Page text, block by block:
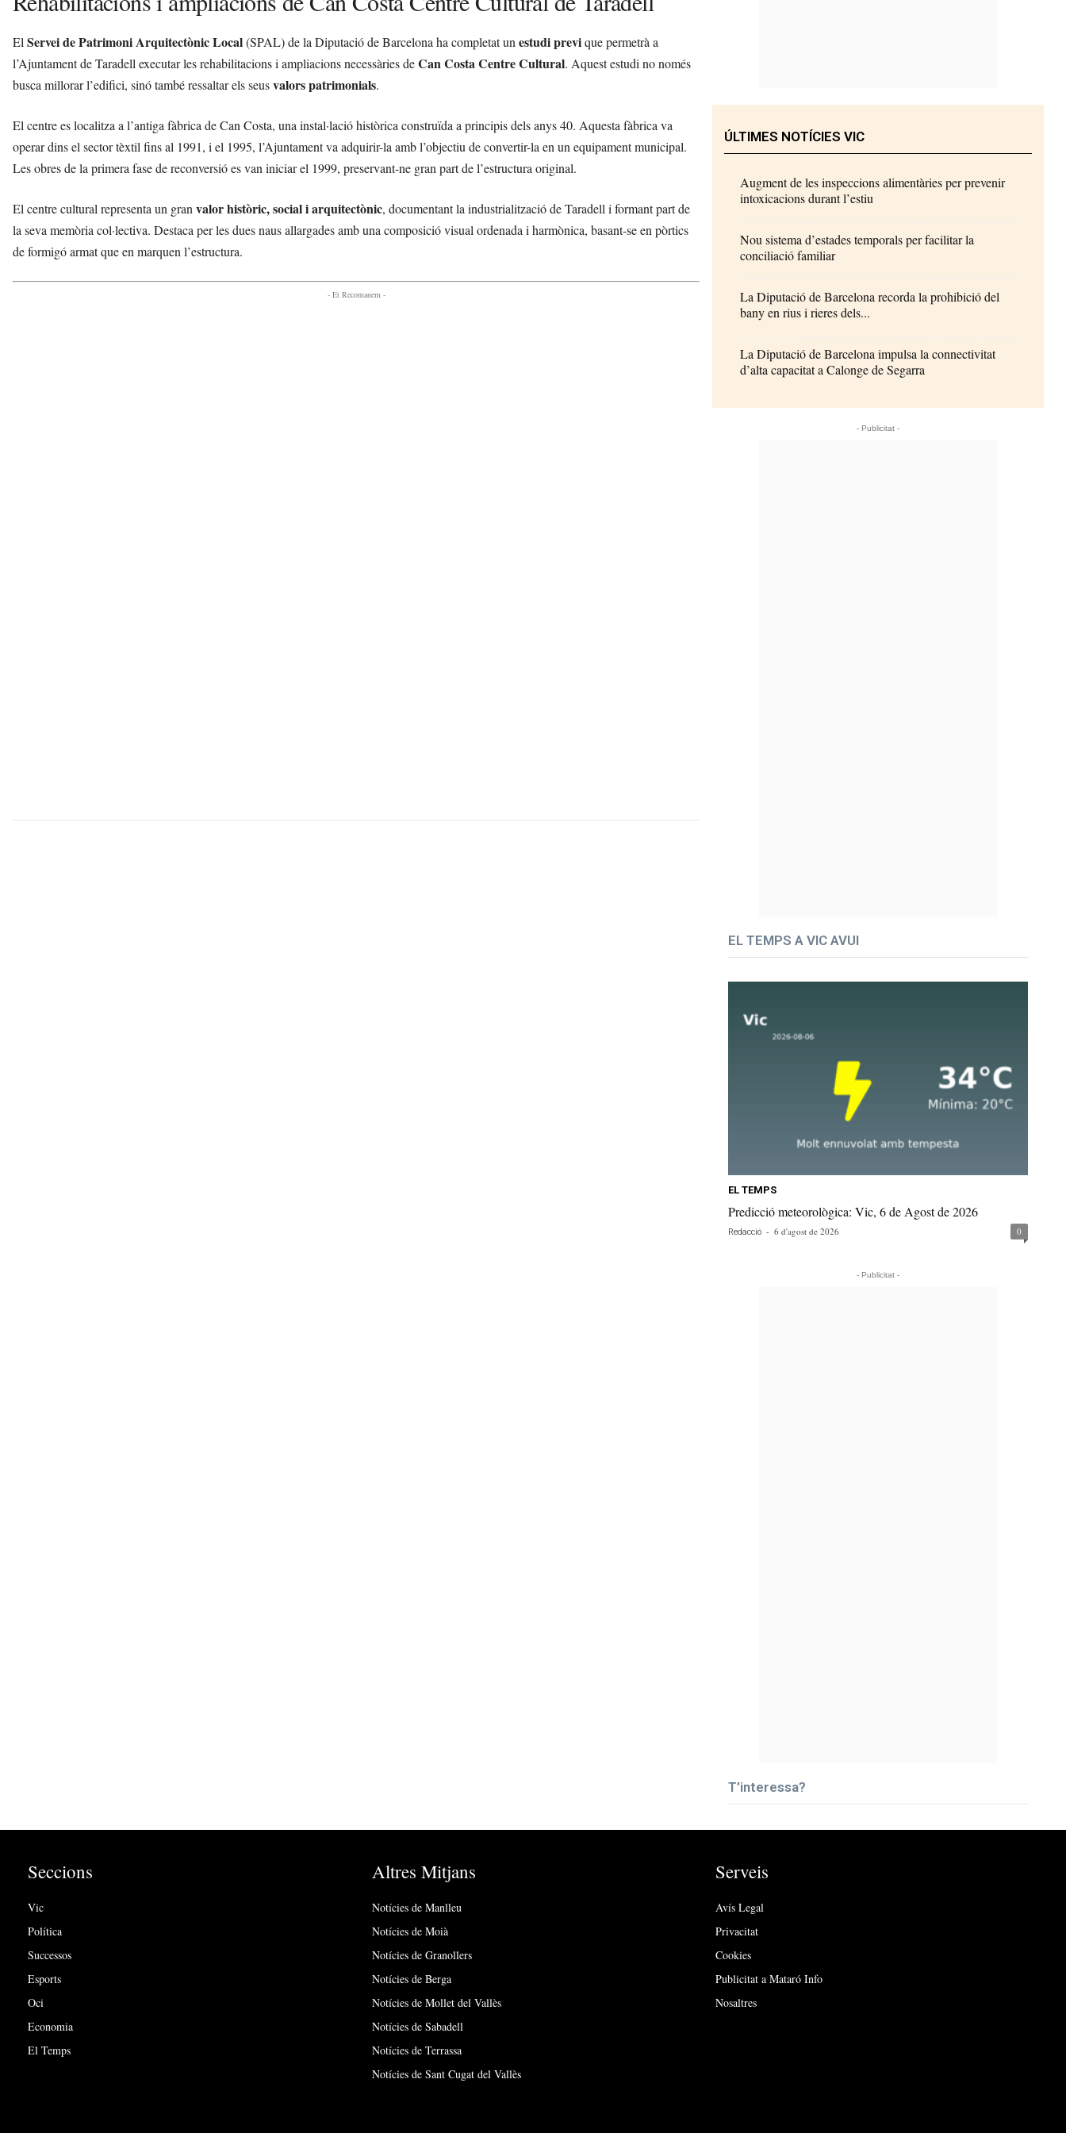
ElServei de Patrimoni Arquitectònic Local(SPAL) de la Diputació de Barcelona ha completat unestudi previque permetrà a
l’Ajuntament de Taradell executar les rehabilitacions i ampliacions necessàries deCan Costa Centre Cultural. Aquest estudi no només
busca millorar l’edifici, sinó també ressaltar els seusvalors patrimonials.
El centre es localitza a l’antiga fàbrica de Can Costa, una instal·lació històrica construïda a principis dels anys 40. Aquesta fàbrica va
operar dins el sector tèxtil fins al 1991, i el 1995, l’Ajuntament va adquirir-la amb l’objectiu de convertir-la en un equipament municipal.
Les obres de la primera fase de reconversió es van iniciar el 1999, preservant-ne gran part de l’estructura original.
El centre cultural representa un granvalor històric, social i arquitectònic, documentant la industrialització de Taradell i formant part de
la seva memòria col·lectiva. Destaca per les dues naus allargades amb una composició visual ordenada i harmònica, basant-se en pòrtics
de formigó armat que en marquen l’estructura.
- Et Recomanem -
ÚLTIMES NOTÍCIES VIC
Augment de les inspeccions alimentàries per prevenir
intoxicacions durant l’estiu
Nou sistema d’estades temporals per facilitar la
conciliació familiar
La Diputació de Barcelona recorda la prohibició del
bany en rius i rieres dels...
La Diputació de Barcelona impulsa la connectivitat
d’alta capacitat a Calonge de Segarra
- Publicitat -
EL TEMPS A VIC AVUI
EL TEMPS
Predicció meteorològica: Vic, 6 de Agost de 2026
Redacció - 6 d'agost de 2026 0
- Publicitat -
T’interessa?
Seccions
Vic
Política
Successos
Esports
Oci
Economia
El Temps
Altres Mitjans
Notícies de Manlleu
Notícies de Moià
Notícies de Granollers
Notícies de Berga
Notícies de Mollet del Vallès
Notícies de Sabadell
Notícies de Terrassa
Notícies de Sant Cugat del Vallès
Serveis
Avís Legal
Privacitat
Cookies
Publicitat a Mataró Info
Nosaltres